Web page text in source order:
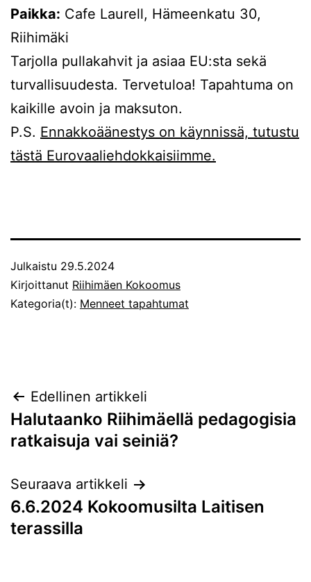
Paikka: Cafe Laurell, Hämeenkatu 30,
Riihimäki
Tarjolla pullakahvit ja asiaa EU:sta sekä
turvallisuudesta. Tervetuloa! Tapahtuma on
kaikille avoin ja maksuton.
P.S. Ennakkoäänestys on käynnissä, tutustu
tästä Eurovaaliehdokkaisiimme.
Julkaistu 29.5.2024
Kirjoittanut Riihimäen Kokoomus
Kategoria(t): Menneet tapahtumat
Artikkelien
selaus
Edellinen artikkeli
Halutaanko Riihi­mäellä peda­go­gisia
ratkaisuja vai seiniä?
Seuraava artikkeli
6.6.2024 Kokoomusilta Laitisen
terassilla